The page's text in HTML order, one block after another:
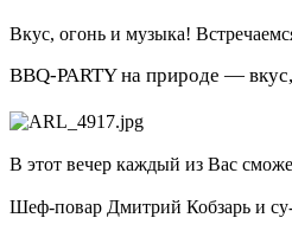
Вкус, огонь и музыка!
BBQ-PARTY на природе —
В этот вечер каждый из Вас
Шеф-повар Дмитрий Кобзарь и